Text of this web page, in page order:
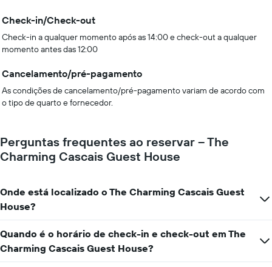
Check-in/Check-out
Check-in a qualquer momento após as 14:00 e check-out a qualquer
momento antes das 12:00
Cancelamento/pré-pagamento
As condições de cancelamento/pré-pagamento variam de acordo com
o tipo de quarto e fornecedor.
Perguntas frequentes ao reservar – The
Charming Cascais Guest House
Onde está localizado o The Charming Cascais Guest
House?
Quando é o horário de check-in e check-out em The
Charming Cascais Guest House?